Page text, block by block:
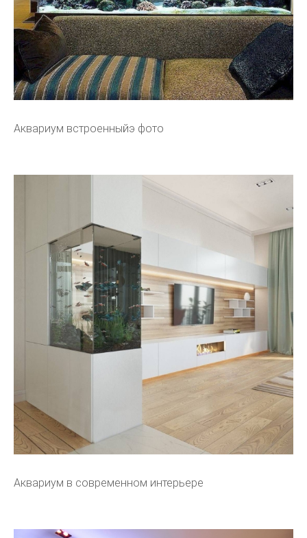
Аквариум встроенныйэ фото
Аквариум в современном интерьере